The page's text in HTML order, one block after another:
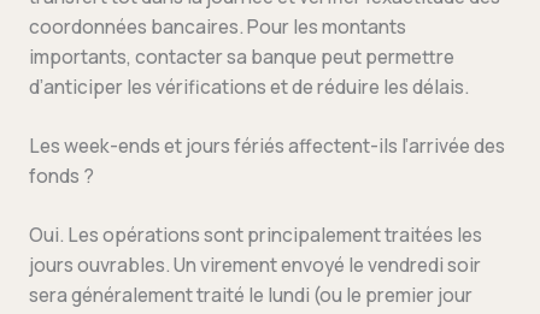
coordonnées bancaires. Pour les montants
importants, contacter sa banque peut permettre
d’anticiper les vérifications et de réduire les délais.
Les week-ends et jours fériés affectent-ils l’arrivée des
fonds ?
Oui. Les opérations sont principalement traitées les
jours ouvrables. Un virement envoyé le vendredi soir
sera généralement traité le lundi (ou le premier jour